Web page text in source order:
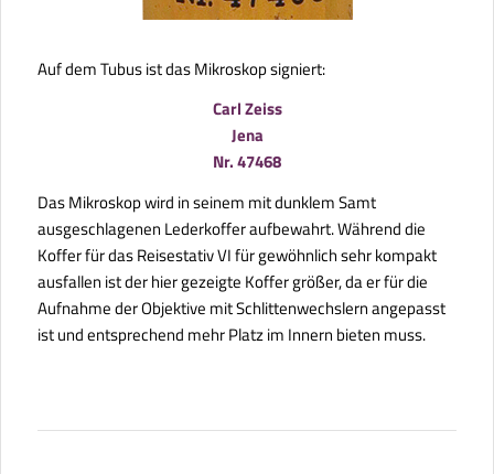
Auf dem Tubus ist das Mikroskop signiert:
Carl Zeiss
Jena
Nr. 47468
Das Mikroskop wird in seinem mit dunklem Samt
ausgeschlagenen Lederkoffer aufbewahrt. Während die
Koffer für das Reisestativ VI für gewöhnlich sehr kompakt
ausfallen ist der hier gezeigte Koffer größer, da er für die
Aufnahme der Objektive mit Schlittenwechslern angepasst
ist und entsprechend mehr Platz im Innern bieten muss.